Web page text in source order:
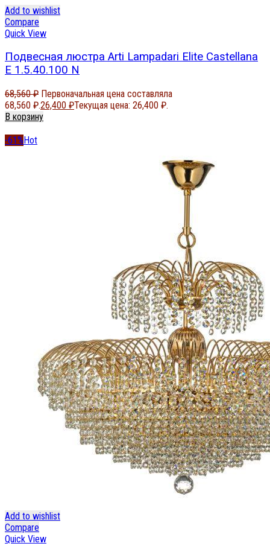
Add to wishlist
Compare
Quick View
Подвесная люстра Arti Lampadari Elite Castellana
E 1.5.40.100 N
68,560₽ Первоначальная цена составляла
68,560 ₽.26,400 ₽Текущая цена: 26,400 ₽.
В корзину
-61%Hot
Add to wishlist
Compare
Quick View